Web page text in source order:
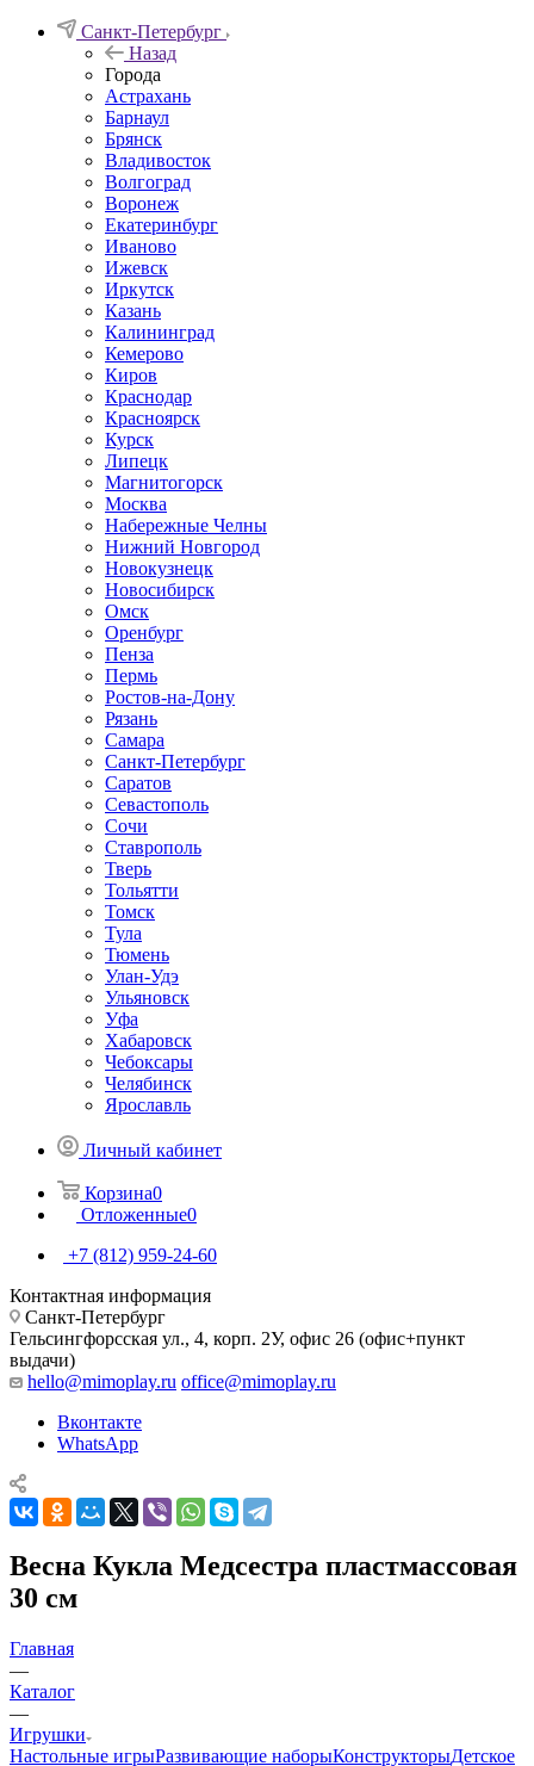
Санкт-Петербург
Назад
Города
Астрахань
Барнаул
Брянск
Владивосток
Волгоград
Воронеж
Екатеринбург
Иваново
Ижевск
Иркутск
Казань
Калининград
Кемерово
Киров
Краснодар
Красноярск
Курск
Липецк
Магнитогорск
Москва
Набережные Челны
Нижний Новгород
Новокузнецк
Новосибирск
Омск
Оренбург
Пенза
Пермь
Ростов-на-Дону
Рязань
Самара
Санкт-Петербург
Саратов
Севастополь
Сочи
Ставрополь
Тверь
Тольятти
Томск
Тула
Тюмень
Улан-Удэ
Ульяновск
Уфа
Хабаровск
Чебоксары
Челябинск
Ярославль
Личный кабинет
Корзина0
Отложенные0
+7 (812) 959-24-60
Контактная информация
Санкт-Петербург
Гельсингфорсская ул., 4, корп. 2У, офис 26 (офис+пункт
выдачи)
hello@mimoplay.ru office@mimoplay.ru
Вконтакте
WhatsApp
Весна Кукла Медсестра пластмассовая
30 см
Главная
—
Каталог
—
Игрушки
Настольные игрыРазвивающие наборыКонструкторыДетское